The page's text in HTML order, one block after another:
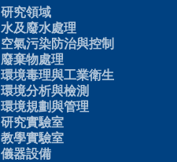
研究領域
水及廢水處理
空氣污染防治與控制
廢棄物處理
環境毒理與工業衛生
環境分析與檢測
環境規劃與管理
研究實驗室
教學實驗室
儀器設備